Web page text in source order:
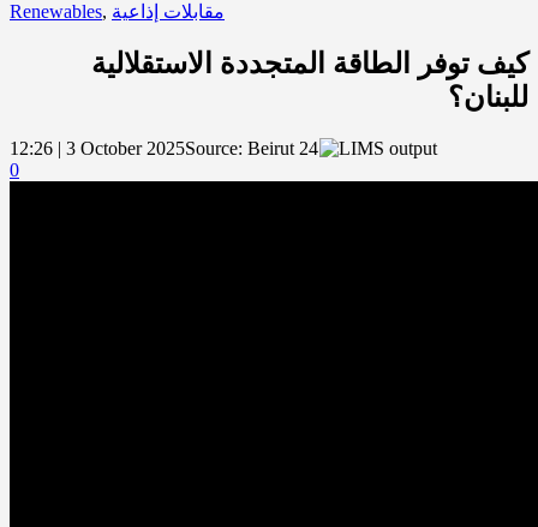
Renewables, مقابلات إذاعية
كيف توفر الطاقة المتجددة الاستقلالية
للبنان؟
12:26 | 3 October 2025Source: Beirut 24
0